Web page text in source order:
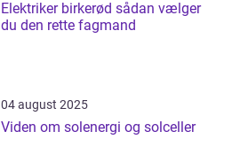
Elektriker birkerød sådan vælger
du den rette fagmand
04 august 2025
Viden om solenergi og solceller